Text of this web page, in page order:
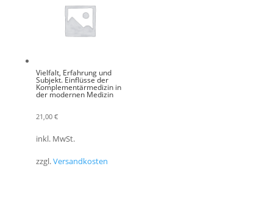
Vielfalt, Erfahrung und
Subjekt. Einflüsse der
Komplementärmedizin in
der modernen Medizin
21,00 €
inkl. MwSt.
zzgl.Versandkosten